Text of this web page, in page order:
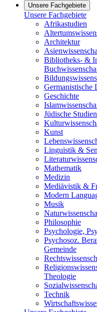
Unsere Fachgebiete
Unsere Fachgebiete
Afrikastudien
Architektur
Bibliotheks- &
Germanistische
Geschichte
Jüdische Studien
Kunst
Linguistik &
Mathematik
Medizin
Mediävistik &
Modern
Musik
Philosophie
Psychologie,
Psychosoz.
Gemeinde
Theologie
Technik